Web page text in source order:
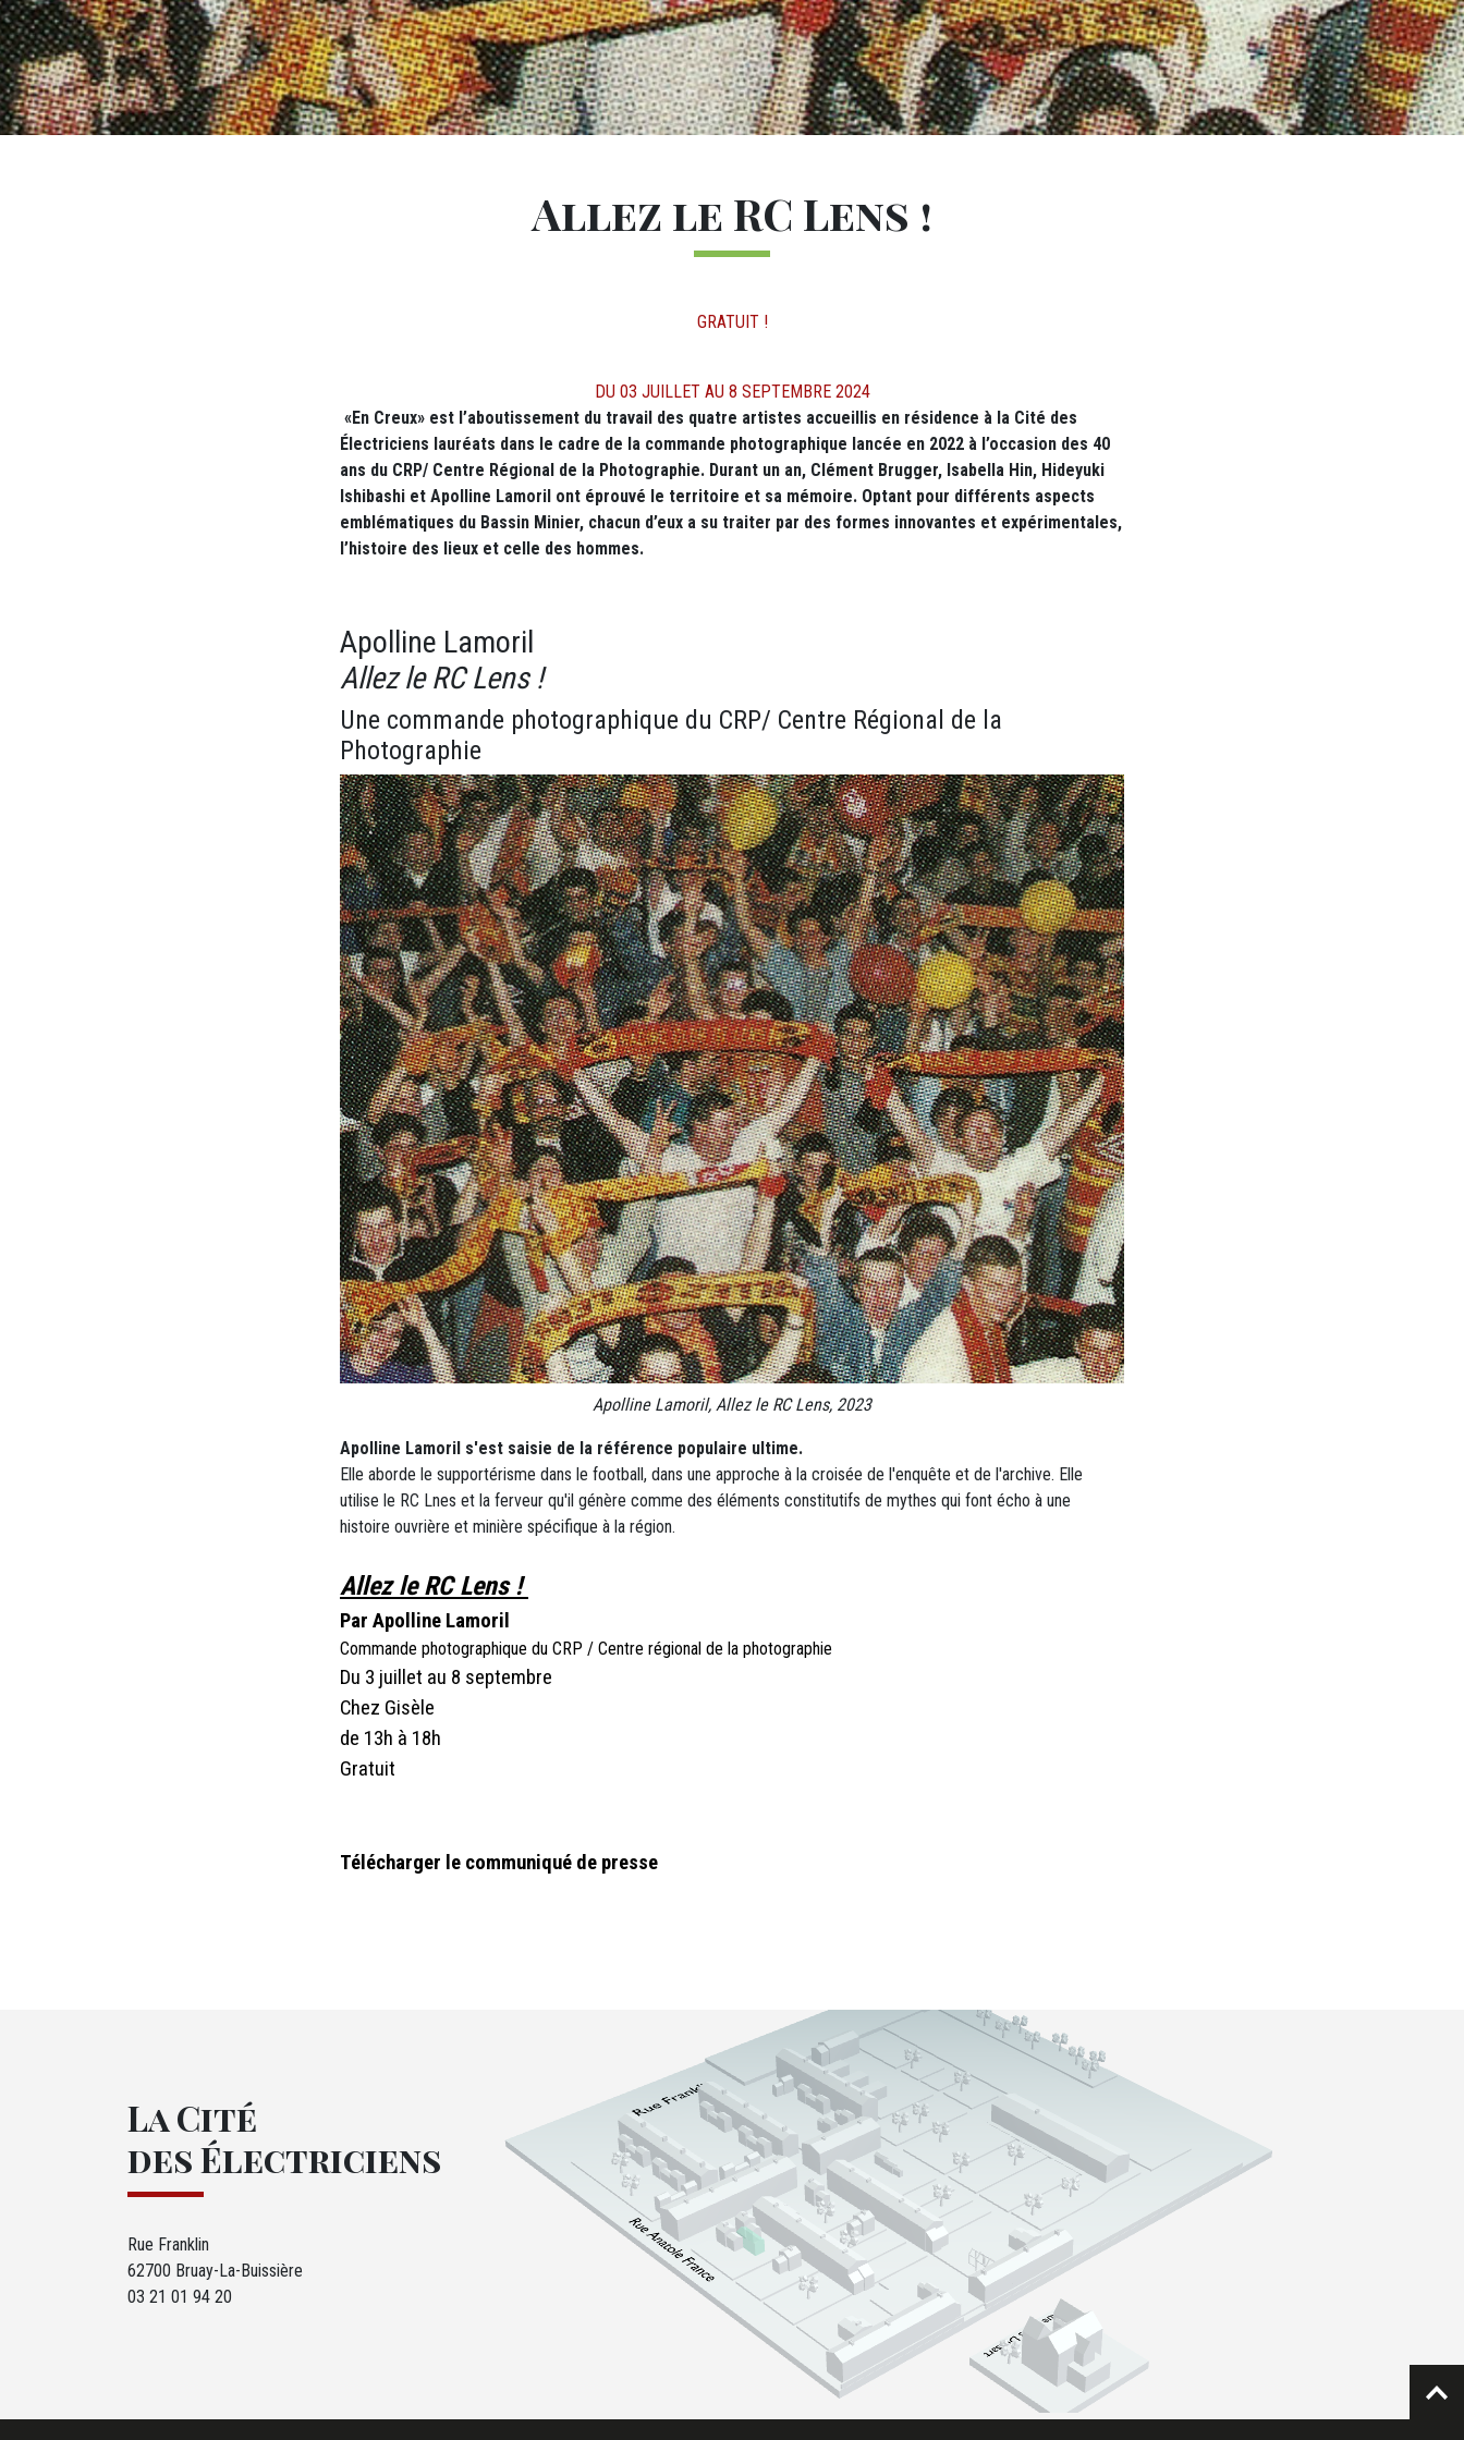
Allez le RC Lens !
GRATUIT !
DU 03 JUILLET AU 8 SEPTEMBRE 2024
M12 - Texte (1)
«En Creux» est l’aboutissement du travail des quatre artistes accueillis en résidence à la Cité des
Électriciens lauréats dans le cadre de la commande photographique lancée en 2022 à l’occasion des 40
ans du CRP/ Centre Régional de la Photographie. Durant un an, Clément Brugger, Isabella Hin, Hideyuki
Ishibashi et Apolline Lamoril ont éprouvé le territoire et sa mémoire. Optant pour différents aspects
emblématiques du Bassin Minier, chacun d’eux a su traiter par des formes innovantes et expérimentales,
l’histoire des lieux et celle des hommes.
Apolline Lamoril
Allez le RC Lens !
Une commande photographique du CRP/ Centre Régional de la
Photographie
Apolline Lamoril, Allez le RC Lens, 2023
Apolline Lamoril s'est saisie de la référence populaire ultime.
Elle aborde le supportérisme dans le football, dans une approche à la croisée de l'enquête et de l'archive. Elle
utilise le RC Lnes et la ferveur qu'il génère comme des éléments constitutifs de mythes qui font écho à une
histoire ouvrière et minière spécifique à la région.
Allez le RC Lens !
Par Apolline Lamoril
Commande photographique du CRP / Centre régional de la photographie
Du 3 juillet au 8 septembre
Chez Gisèle
de 13h à 18h
Gratuit
Télécharger le communiqué de presse
La Cité
des Électriciens
Rue Franklin
62700 Bruay-La-Buissière
03 21 01 94 20